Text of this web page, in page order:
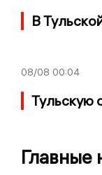
В
08/08 00:04
Тульскую
Главные